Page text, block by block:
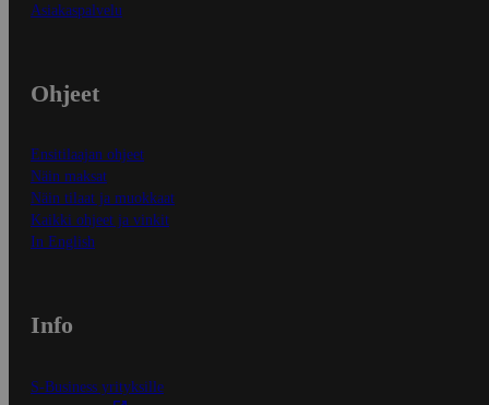
Asiakaspalvelu
Ohjeet
Ensitilaajan ohjeet
Näin maksat
Näin tilaat ja muokkaat
Kaikki ohjeet ja vinkit
In English
Info
S-Business yrityksille